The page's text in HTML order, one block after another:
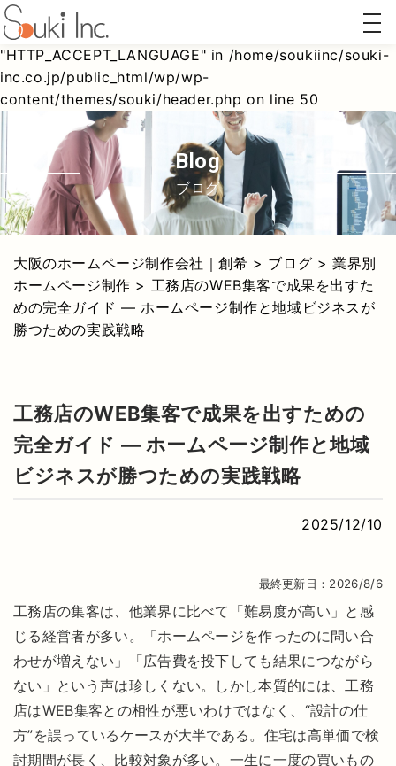
Warning: Undefined array key
"HTTP_ACCEPT_LANGUAGE" in /home/soukiinc/souki-
inc.co.jp/public_html/wp/wp-
content/themes/souki/header.php on line 50
ホーム
ページ
制作
AI対策
(AIO/LLMO)
リステ
ィング
広告
Webコ
ティン
グ
blog
ブログ
大阪のホームページ制作会社｜創希 > ブログ >業界別
ホームページ制作 > 工務店のWEB集客で成果を出すた
めの完全ガイド ― ホームページ制作と地域ビジネスが
勝つための実践戦略
工務店のWEB集客で成果を出すための
完全ガイド ― ホームページ制作と地域
ビジネスが勝つための実践戦略
2025/12/10
最終更新日：2026/8/6
工務店の集客は、他業界に比べて「難易度が高い」と感
じる経営者が多い。「ホームページを作ったのに問い合
わせが増えない」「広告費を投下しても結果につながら
ない」という声は珍しくない。しかし本質的には、工務
店はWEB集客との相性が悪いわけではなく、“設計の仕
方”を誤っているケースが大半である。住宅は高単価で検
討期間が長く、比較対象が多い。一生に一度の買いもの